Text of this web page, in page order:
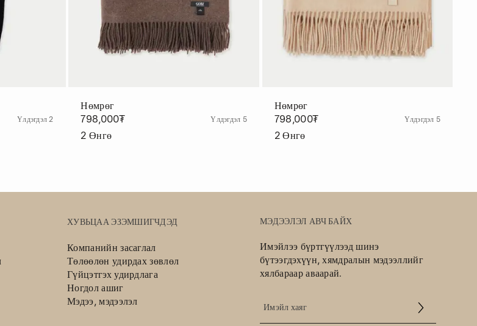
Үлдэгдэл 2
Нөмрөг
798,000₮
Үлдэгдэл 5
2 Өнгө
Нөмрөг
798,000₮
Үлдэгдэл 5
2 Өнгө
ХУВЬЦАА ЭЗЭМШИГЧДЭД
Компанийн засаглал
Төлөөлөн удирдах зөвлөл
Гүйцэтгэх удирдлага
Ногдол ашиг
Мэдээ, мэдээлэл
МЭДЭЭЛЭЛ АВЧ БАЙХ
Имэйлээ бүртгүүлээд шинэ
бүтээгдэхүүн, хямдралын мэдээллийг
хялбараар аваарай.